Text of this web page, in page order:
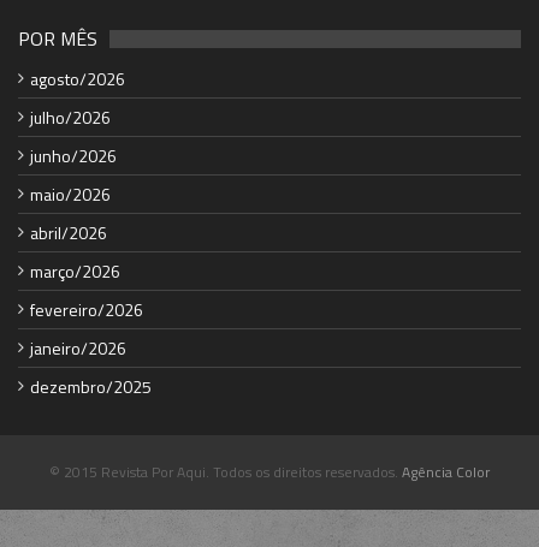
POR MÊS
agosto/2026
julho/2026
junho/2026
maio/2026
abril/2026
março/2026
fevereiro/2026
janeiro/2026
dezembro/2025
© 2015 Revista Por Aqui. Todos os direitos reservados. Agência Color